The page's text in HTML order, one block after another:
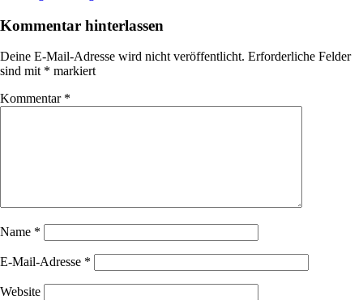
Kommentar hinterlassen
Deine E-Mail-Adresse wird nicht veröffentlicht. Erforderliche Felder
sind mit * markiert
Kommentar *
Name *
E-Mail-Adresse *
Website